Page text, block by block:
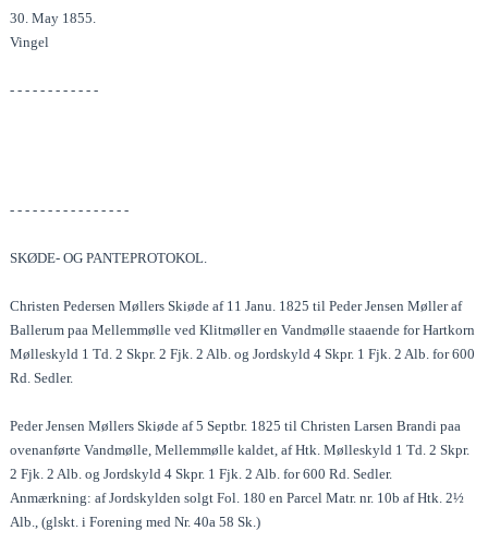
30. May 1855.
Vingel
- - - - - - - - - - - -
- - - - - - - - - - - - - - - -
SKØDE- OG PANTEPROTOKOL.
Christen Pedersen Møllers Skiøde af 11 Janu. 1825 til Peder Jensen Møller af
Ballerum paa Mellemmølle ved Klitmøller en Vandmølle staaende for Hartkorn
Mølleskyld 1 Td. 2 Skpr. 2 Fjk. 2 Alb. og Jordskyld 4 Skpr. 1 Fjk. 2 Alb. for 600
Rd. Sedler.
Peder Jensen Møllers Skiøde af 5 Septbr. 1825 til Christen Larsen Brandi paa
ovenanførte Vandmølle, Mellemmølle kaldet, af Htk. Mølleskyld 1 Td. 2 Skpr.
2 Fjk. 2 Alb. og Jordskyld 4 Skpr. 1 Fjk. 2 Alb. for 600 Rd. Sedler.
Anmærkning: af Jordskylden solgt Fol. 180 en Parcel Matr. nr. 10b af Htk. 2½
Alb., (glskt. i Forening med Nr. 40a 58 Sk.)